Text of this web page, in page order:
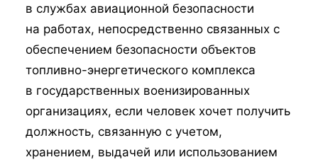
в службах авиационной безопасности
на работах, непосредственно связанных с
обеспечением безопасности объектов
топливно-энергетического комплекса
в государственных военизированных
организациях, если человек хочет получить
должность, связанную с учетом,
хранением, выдачей или использованием